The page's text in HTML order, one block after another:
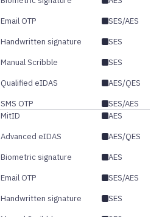
Email OTP
SES/AES
Handwritten signature
SES
Manual Scribble
SES
Qualified eIDAS
AES/QES
SMS OTP
SES/AES
MitID
AES
Advanced eIDAS
AES/QES
Biometric signature
AES
Email OTP
SES/AES
Handwritten signature
SES